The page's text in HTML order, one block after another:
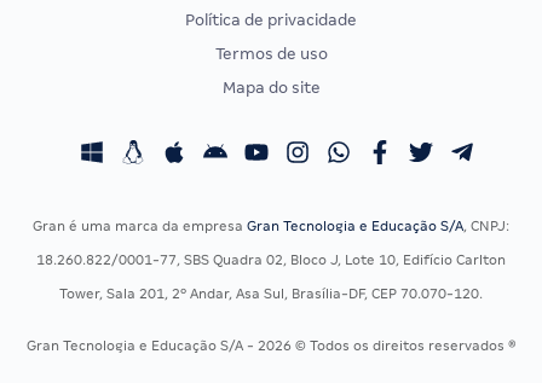
CONCURSOS POR PROFISSÃO
Concursos Fiscais
Residência Multiprofissional
EXAME DE ORDEM
Calendário OAB
Política de privacidade
Termos de uso
Mapa do site
Gran é uma marca da empresa Gran Tecnologia e Educação S/A, CNPJ:
18.260.822/0001-77, SBS Quadra 02, Bloco J, Lote 10, Edifício Carlton
Tower, Sala 201, 2º Andar, Asa Sul, Brasília-DF, CEP 70.070-120.
Gran Tecnologia e Educação S/A - 2026 © Todos os direitos reservados ®